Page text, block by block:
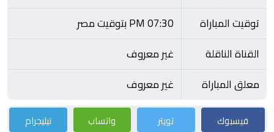
توقيت المباراة
07:30 PM بتوقيت مصر
القناة الناقلة
غير معروف
معلق المباراة
غير معروف
فيسبوك تويتر واتساب تيليجرام